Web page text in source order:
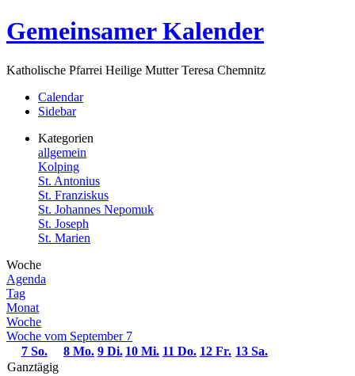
Zum
Inhalt
Gemeinsamer Kalender
Katholische Pfarrei Heilige Mutter Teresa Chemnitz
Menü
Calendar
Sidebar
Kategorien
allgemein
Kolping
St. Antonius
St. Franziskus
St. Johannes Nepomuk
St. Joseph
St. Marien
Woche
Agenda
Tag
Monat
Woche
Woche vom September 7
7 So. 8 Mo. 9 Di. 10 Mi. 11 Do. 12 Fr. 13 Sa.
Ganztägig